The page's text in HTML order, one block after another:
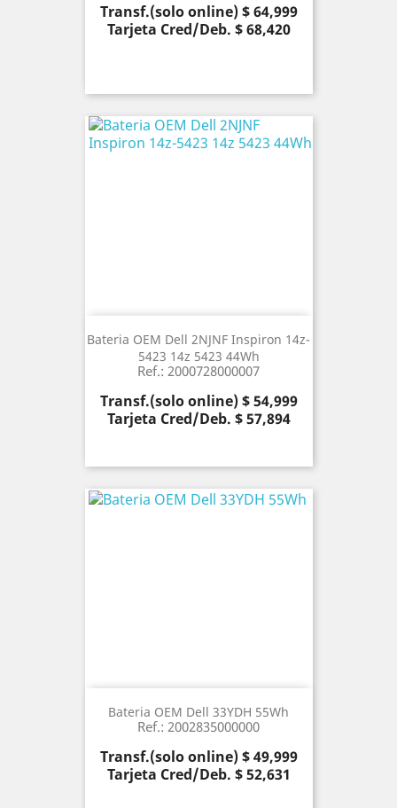
Precio
Transf.(solo online) $ 64,999
Tarjeta Cred/Deb. $ 68,420
Bateria OEM Dell 2NJNF Inspiron 14z-
5423 14z 5423 44Wh
Ref.: 2000728000007
Precio
Transf.(solo online) $ 54,999
Tarjeta Cred/Deb. $ 57,894
Bateria OEM Dell 33YDH 55Wh
Ref.: 2002835000000
Precio
Transf.(solo online) $ 49,999
Tarjeta Cred/Deb. $ 52,631